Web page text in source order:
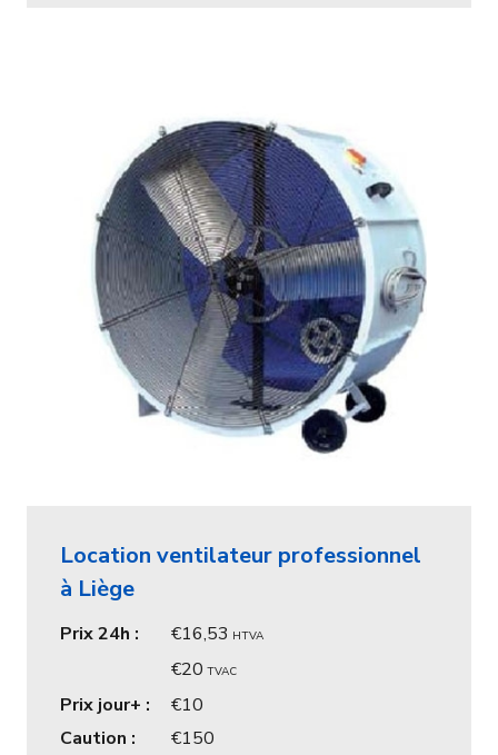
Location ventilateur professionnel
à Liège
Prix 24h : 16,53 HTVA
20 TVAC
Prix jour+ :
10
Caution :
150